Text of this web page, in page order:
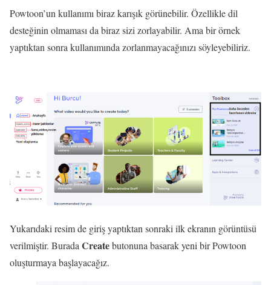
Powtoon’un kullanımı biraz karışık görünebilir. Özellikle dil
desteğinin olmaması da biraz sizi zorlayabilir. Ama bir örnek
yaptıktan sonra kullanımında zorlanmayacağınızı söyleyebiliriz.
Yukarıdaki resim de giriş yaptıktan sonraki ilk ekranın görüntüsü
verilmiştir. BuradaCreatebutonuna basarak yeni bir Powtoon
oluşturmaya başlayacağız.